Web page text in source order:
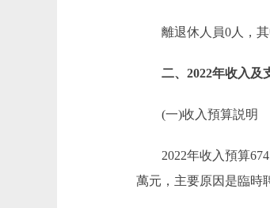
離退休人員0人，其
二、2022年收入及
(一)收入預算説明
2022年收入預算
萬元，主要原因是臨時